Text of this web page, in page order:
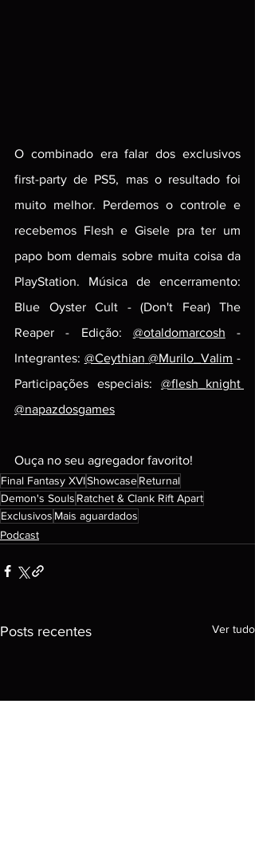
O combinado era falar dos exclusivos
first-party de PS5, mas o resultado foi
muito melhor. Perdemos o controle e
recebemos Flesh e Gisele pra ter um
papo bom demais sobre muita coisa da
PlayStation. Música de encerramento:
Blue Oyster Cult - (Don't Fear) The
Reaper - Edição: @otaldomarcosh -
Integrantes: @Ceythian @Murilo_Valim -
Participações especiais: @flesh_knight
@napazdosgames
Ouça no seu agregador favorito!
Final Fantasy XVIShowcaseReturnal
Demon's Souls Ratchet & Clank Rift Apart
Exclusivos Mais aguardados
Podcast
Posts recentes Ver tudo